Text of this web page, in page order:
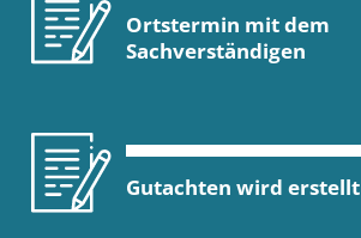
Ortstermin mit dem
Sachverständigen
Gutachten wird erstellt